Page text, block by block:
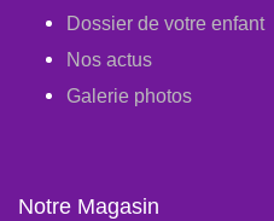
Dossier de votre enfant
Nos actus
Galerie photos
Notre Magasin